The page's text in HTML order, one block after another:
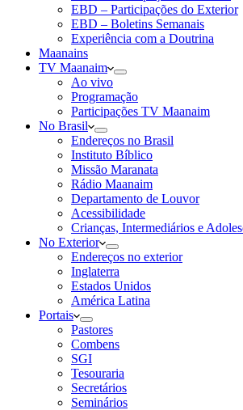
EBD – Participações do Exterior
EBD – Boletins Semanais
Experiência com a Doutrina
Maanains
TV Maanaim
Ao vivo
Programação
Participações TV Maanaim
No Brasil
Endereços no Brasil
Instituto Bíblico
Missão Maranata
Rádio Maanaim
Departamento de Louvor
Acessibilidade
Crianças, Intermediários e
No Exterior
Endereços no exterior
Inglaterra
Estados Unidos
América Latina
Portais
Pastores
Combens
SGI
Tesouraria
Secretários
Seminários